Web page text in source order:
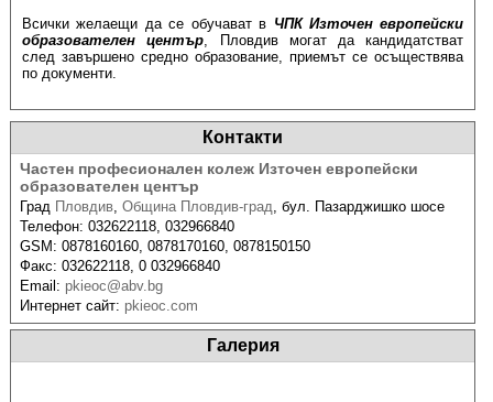
Всички желаещи да се обучават в ЧПК Източен европейски
образователен център, Пловдив могат да кандидатстват
след завършено средно образование, приемът се осъществява
по документи.
Контакти
Частен професионален колеж Източен европейски
образователен център
Град Пловдив,Община Пловдив-град,бул. Пазарджишко шосе
Телефон:032622118, 032966840
GSM:0878160160, 0878170160, 0878150150
Факс:032622118, 0 032966840
Email: pkieoc@abv.bg
Интернет сайт: pkieoc.com
Галерия